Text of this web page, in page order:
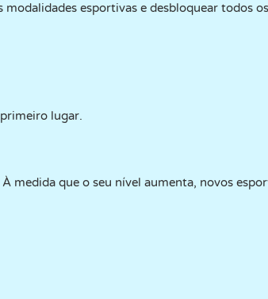
esportivas e desbloquear todos
lugar.
medida que o seu nível aumenta, novos